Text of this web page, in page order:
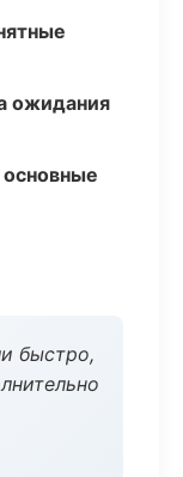
ожидания
быстро,